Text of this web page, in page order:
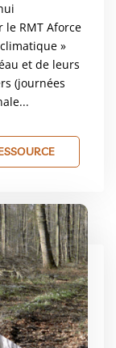
RMT Aforce
»
et de leurs
(journées